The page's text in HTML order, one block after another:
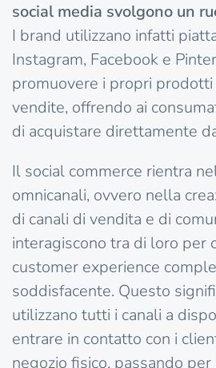
social media svolgono un
I brand utilizzano infatti
Instagram, Facebook e
promuovere i propri
vendite, offrendo ai
di acquistare direttamente
Il social commerce rientra
omnicanali, ovvero nella
di canali di vendita e di
interagiscono tra di loro per
customer experience
soddisfacente. Questo
utilizzano tutti i canali a
entrare in contatto con i
negozio fisico, passando per